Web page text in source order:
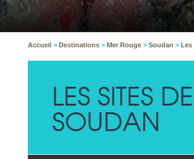
Accueil > Destinations > Mer Rouge > Soudan > Les
LES SITES
SOUDAN